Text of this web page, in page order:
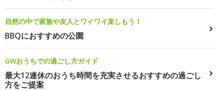
自然の中で家族や友人とワイワイ楽しもう！
BBQにおすすめの公園
GWおうちでの過ごし方ガイド
最大12連休のおうち時間を充実させるおすすめの過ごし
方をご提案